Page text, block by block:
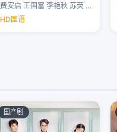
费安启 王国富 李艳秋 苏荧 …
HD国语
国产剧